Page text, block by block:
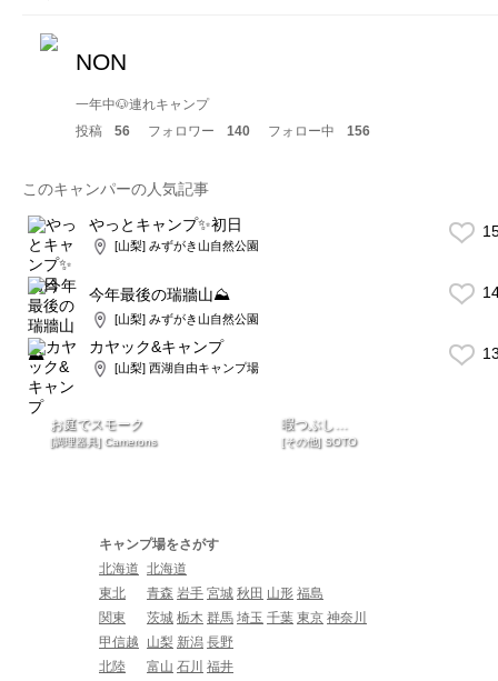
NON
一年中🐶連れキャンプ
投稿
56 フォロワー 140 フォロー中 156
このキャンパーの人気記事
やっとキャンプ✨初日
[山梨] みずがき山自然公園
今年最後の瑞牆山⛰
[山梨] みずがき山自然公園
カヤック&キャンプ
[山梨] 西湖自由キャンプ場
お庭でスモーク
[調理器具] Camerons
暇つぶし…
[その他] SOTO
キャンプ場をさがす
北海道 北海道
東北
青森 岩手 宮城 秋田 山形 福島
関東
茨城 栃木 群馬 埼玉 千葉 東京 神奈川
甲信越
山梨 新潟 長野
北陸
富山 石川 福井